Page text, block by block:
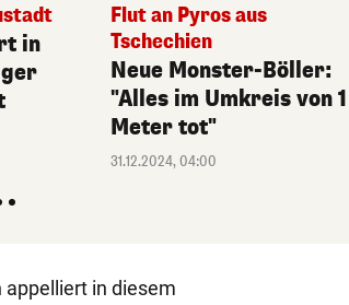
in
Flut an Pyros aus
Tschechien
Neue Monster-Böller:
"Alles im Umkreis von 1
Meter tot"
31.12.2024, 04:00
in diesem